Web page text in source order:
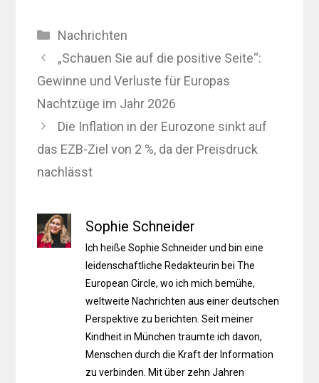
Kategorien
Nachrichten
„Schauen Sie auf die positive Seite“:
Gewinne und Verluste für Europas
Nachtzüge im Jahr 2026
Die Inflation in der Eurozone sinkt auf
das EZB-Ziel von 2 %, da der Preisdruck
nachlässt
Sophie Schneider
Ich heiße Sophie Schneider und bin eine
leidenschaftliche Redakteurin bei The
European Circle, wo ich mich bemühe,
weltweite Nachrichten aus einer deutschen
Perspektive zu berichten. Seit meiner
Kindheit in München träumte ich davon,
Menschen durch die Kraft der Information
zu verbinden. Mit über zehn Jahren